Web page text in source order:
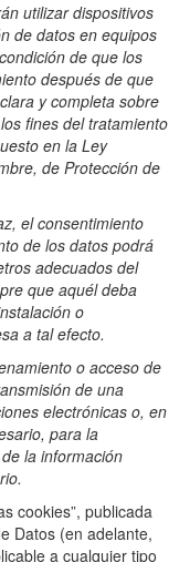
utilizar dispositivos
de datos en equipos
de que los
después de que
y completa sobre
fines del tratamiento
en la Ley
de Protección de
el consentimiento
de los datos podrá
adecuados del
que aquél deba
o
a tal efecto.
o acceso de
de una
electrónicas o, en
para la
la información
cookies”, publicada
Datos (en adelante,
a cualquier tipo